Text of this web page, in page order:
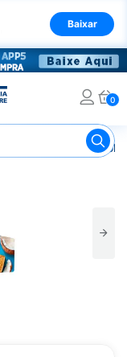
Baixar
0
Biscoito e